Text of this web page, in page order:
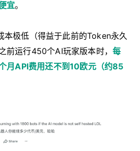
宜。
本极低（得益于此前的Token永久
前运行450个AI玩家版本时， 每
月API费用还不到10欧元（约85